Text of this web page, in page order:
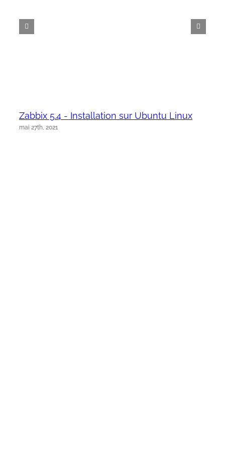
Zabbix 5.4 - Installation sur Ubuntu Linux
mai 27th, 2021